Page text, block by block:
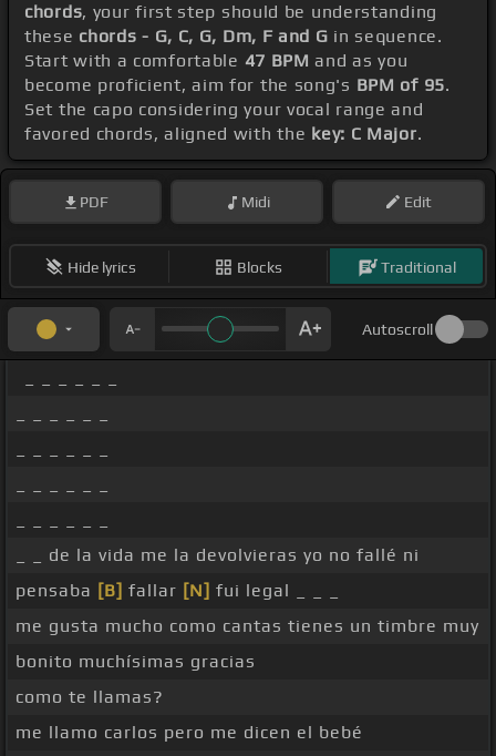
chords, your first step should be understanding
these chords - G, C, G, Dm, F and G in sequence.
Start with a comfortable 47 BPM and as you
become proficient, aim for the song's BPM of 95.
Set the capo considering your vocal range and
favored chords, aligned with the key: C Major.
PDF Midi Edit
Hide lyrics Blocks Traditional
Autoscroll
_ _ de la vida me la devolvieras yo no fallé ni
pensaba [B] fallar [N] fui legal _ _ _
me gusta mucho como cantas tienes un timbre muy
bonito muchísimas gracias
como te llamas?
me llamo carlos pero me dicen el bebé